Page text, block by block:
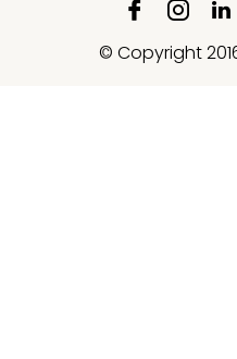
© Copyright